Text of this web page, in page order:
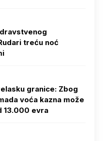
treću noć
granice: Zbog
voća kazna može
13.000 evra